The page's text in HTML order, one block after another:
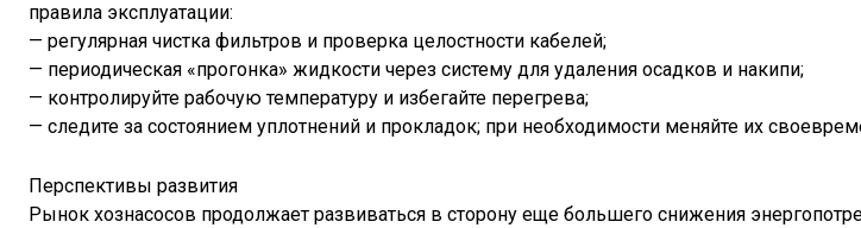
правила эксплуатации:
— регулярная чистка фильтров и проверка целостности кабелей;
— периодическая «прогонка» жидкости через систему для удаления осадков и накипи;
— контролируйте рабочую температуру и избегайте перегрева;
— следите за состоянием уплотнений и прокладок; при необходимости меняйте их
Перспективы развития
Рынок хознасосов продолжает развиваться в сторону еще большего снижения